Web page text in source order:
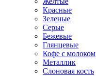
Красные
Зеленые
Серые
Бежевые
Глянцевые
Кофе с молоком
Металлик
Слоновая кость